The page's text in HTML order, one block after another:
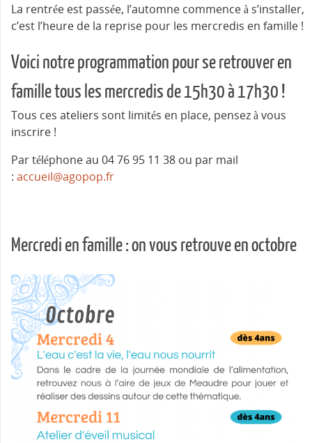
La rentrée est passée, l’automne commence à s’installer,
c’est l’heure de la reprise pour les mercredis en famille !
Voici notre programmation pour se retrouver en
famille tous les mercredis de 15h30 à 17h30 !
Tous ces ateliers sont limités en place, pensez à vous
inscrire !
Par téléphone au 04 76 95 11 38 ou par mail
: accueil@agopop.fr
Mercredi en famille : on vous retrouve en octobre